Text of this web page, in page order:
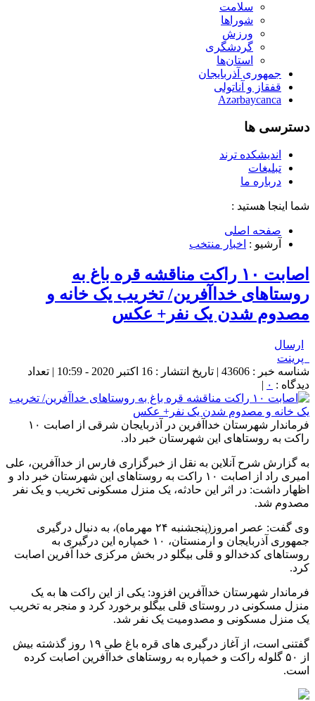
سلامت
شوراها
ورزش
گردشگری
استان‌ها
جمهوری آذربایجان
قفقاز و آناتولی
Azərbaycanca
دسترسی ها
اندیشکده ترند
تبلیغات
درباره ما
شما اینجا هستید :
صفحه اصلی
آرشیو : اخبار منتخب
اصابت ۱۰ راکت مناقشه قره باغ به
روستاهای خداآفرین/ تخریب یک خانه و
مصدوم شدن یک نفر+ عکس
ارسال
پرینت
شناسه خبر : 43606 | تاریخ انتشار : 16 اکتبر 2020 - 10:59 | تعداد
دیدگاه : ۰ |
فرماندار شهرستان خداآفرین در آذربایجان شرقی از اصابت ۱۰
راکت به روستاهای این شهرستان خبر داد.
به گزارش شرح آنلاین به نقل از خبرگزاری فارس از خداآفرین، علی
امیری راد از اصابت ۱۰ راکت به روستاهای این شهرستان خبر داد و
اظهار داشت: در اثر این حادثه، یک منزل مسکونی تخریب و یک نفر
مصدوم شد.
وی گفت: عصر امروز(پنجشنبه ۲۴ مهرماه)، به دنبال درگیری
جمهوری آذربایجان و ارمنستان، ۱۰ خمپاره این درگیری به
روستاهای کدخدالو و قلی بیگلو در بخش مرکزی خدا آفرین اصابت
کرد.
فرماندار شهرستان خداآفرین افزود: یکی از این راکت ها به یک
منزل مسکونی در روستای قلی بیگلو برخورد کرد و منجر به تخریب
یک منزل مسکونی و مصدومیت یک نفر شد.
گفتنی است، از آغاز درگیری های قره باغ طی ۱۹ روز گذشته بیش
از ۵۰ گلوله راکت و خمپاره به روستاهای خداآفرین اصابت کرده
است.